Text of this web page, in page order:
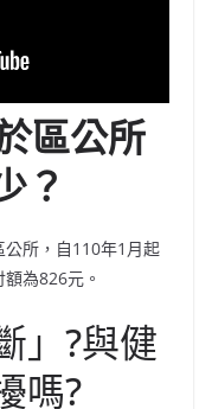
區公所
？
所，自110年1月起
為826元。
」?與健
嗎?